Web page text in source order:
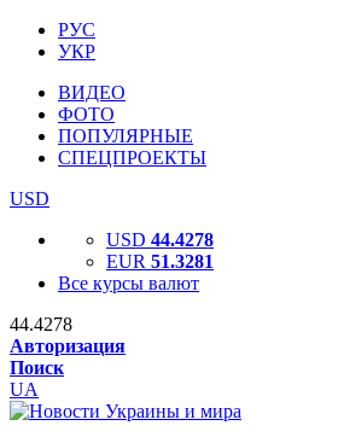
РУС
УКР
ВИДЕО
ФОТО
ПОПУЛЯРНЫЕ
СПЕЦПРОЕКТЫ
USD
USD 44.4278
EUR 51.3281
Все курсы валют
44.4278
Авторизация
Поиск
UA